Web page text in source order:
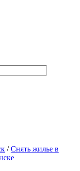
/Снять жилье в